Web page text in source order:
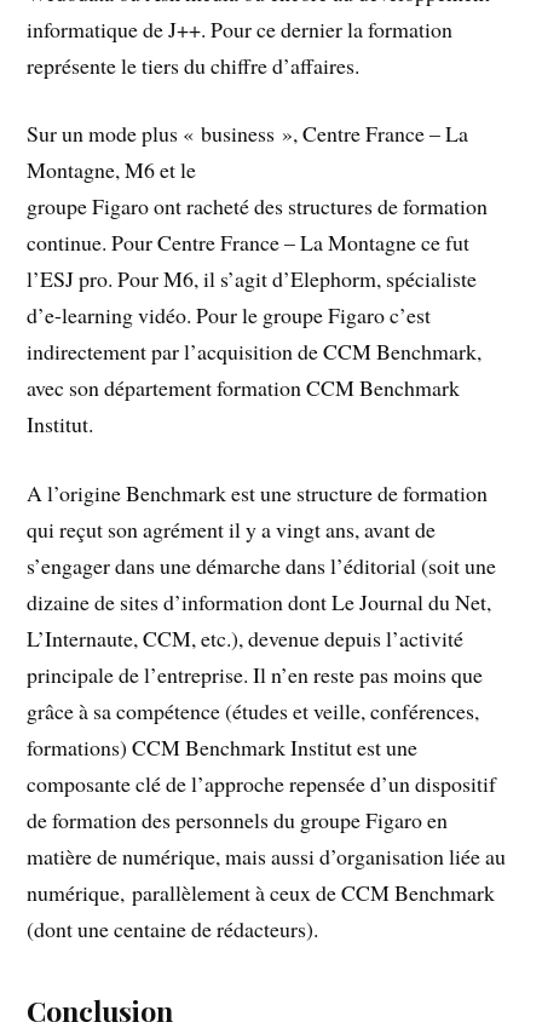
informatique de J++. Pour ce dernier la formation
représente le tiers du chiffre d’affaires.
Sur un mode plus « business », Centre France – La
Montagne, M6 et le
groupe Figaro ont racheté des structures de formation
continue. Pour Centre France – La Montagne ce fut
l’ESJ pro. Pour M6, il s’agit d’Elephorm, spécialiste
d’e-learning vidéo. Pour le groupe Figaro c’est
indirectement par l’acquisition de CCM Benchmark,
avec son département formation CCM Benchmark
Institut.
A l’origine Benchmark est une structure de formation
qui reçut son agrément il y a vingt ans, avant de
s’engager dans une démarche dans l’éditorial (soit une
dizaine de sites d’information dont Le Journal du Net,
L’Internaute, CCM, etc.), devenue depuis l’activité
principale de l’entreprise. Il n’en reste pas moins que
grâce à sa compétence (études et veille, conférences,
formations) CCM Benchmark Institut est une
composante clé de l’approche repensée d’un dispositif
de formation des personnels du groupe Figaro en
matière de numérique, mais aussi d’organisation liée au
numérique, parallèlement à ceux de CCM Benchmark
(dont une centaine de rédacteurs).
Conclusion